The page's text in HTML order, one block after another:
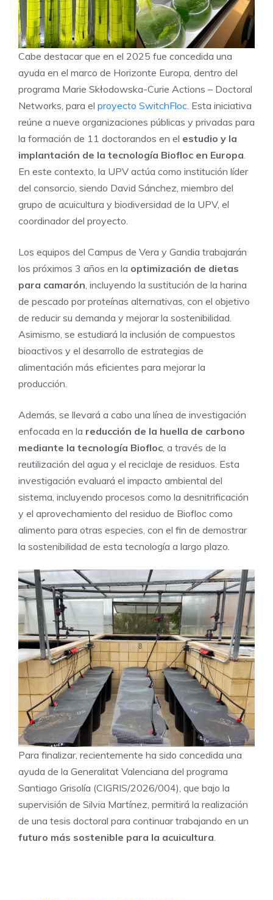
Cabe destacar que en el 2025 fue concedida una
ayuda en el marco de Horizonte Europa, dentro del
programa Marie Skłodowska-Curie Actions – Doctoral
Networks, para el proyecto SwitchFloc . Esta iniciativa
reúne a nueve organizaciones públicas y privadas para
la formación de 11 doctorandos en el estudio y la
implantación de la tecnología Biofloc en Europa
En este contexto, la UPV actúa como institución líder
del consorcio, siendo David Sánchez, miembro del
grupo de acuicultura y biodiversidad de la UPV, el
coordinador del proyecto.
Los equipos del Campus de Vera y Gandia trabajarán
los próximos 3 años en la optimización de dietas
para camarón , incluyendo la sustitución de la harina
de pescado por proteínas alternativas, con el objetivo
de reducir su demanda y mejorar la sostenibilidad.
Asimismo, se estudiará la inclusión de compuestos
bioactivos y el desarrollo de estrategias de
alimentación más eficientes para mejorar la
producción.
Además, se llevará a cabo una línea de investigación
enfocada en la reducción de la huella de carbono
mediante la tecnología Biofloc , a través de la
reutilización del agua y el reciclaje de residuos. Esta
investigación evaluará el impacto ambiental del
sistema, incluyendo procesos como la desnitrificación
y el aprovechamiento del residuo de Biofloc como
alimento para otras especies, con el fin de demostrar
la sostenibilidad de esta tecnología a largo plazo.
Para finalizar, recientemente ha sido concedida una
ayuda de la Generalitat Valenciana del programa
Santiago Grisolía (CIGRIS/2026/004), que bajo la
supervisión de Silvia Martínez, permitirá la realización
de una tesis doctoral para continuar trabajando en un
futuro más sostenible para la acuicultura